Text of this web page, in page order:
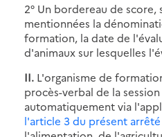
2° Un bordereau de score,
mentionnées la
formation, la date de
d'animaux sur lesquelles
II. L'organisme de
procès-verbal de la
automatiquement via
l'article 3 du présent arrêté